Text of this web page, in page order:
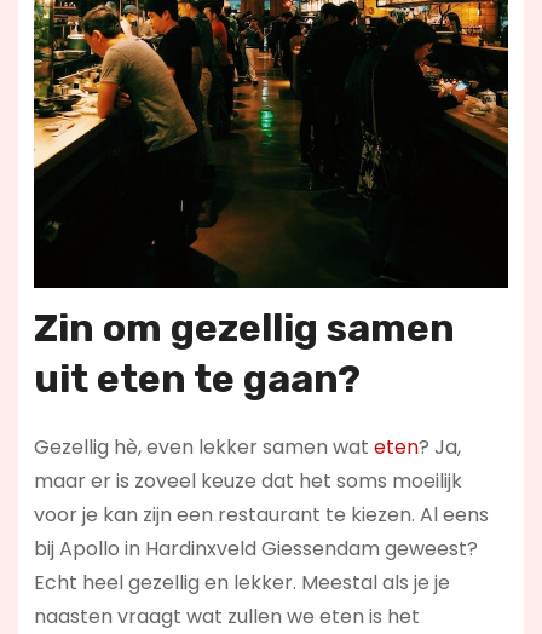
Zin om gezellig samen
uit eten te gaan?
Gezellig hè, even lekker samen wat eten? Ja,
maar er is zoveel keuze dat het soms moeilijk
voor je kan zijn een restaurant te kiezen. Al eens
bij Apollo in Hardinxveld Giessendam geweest?
Echt heel gezellig en lekker. Meestal als je je
naasten vraagt wat zullen we eten is het